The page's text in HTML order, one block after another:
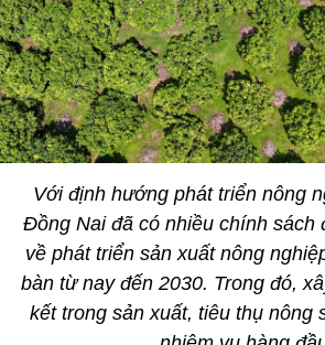
Với định hướng phát triển nông
Đồng Nai đã có nhiều chính sách
về phát triển sản xuất nông
bàn từ nay đến 2030. Trong đó,
kết trong sản xuất, tiêu thụ nông